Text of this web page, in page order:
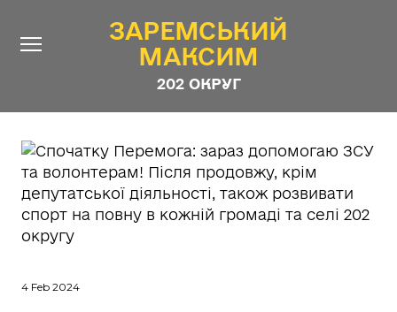
ЗАРЕМСЬКИЙ
МАКСИМ
202 ОКРУГ
ЗАРЕМСЬКИЙ
МАКСИМ
202 ОКРУГ
Новини
Контакти
4 Feb 2024